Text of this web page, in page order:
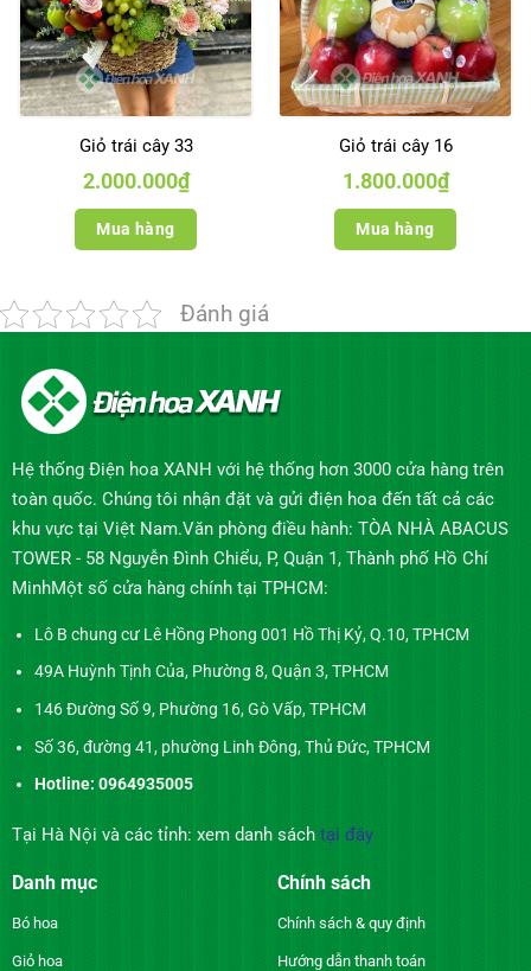
Giỏ trái cây 33
2.000.000₫
Mua hàng
Giỏ trái cây 16
1.800.000₫
Mua hàng
Đánh giá
Hệ thống Điện hoa XANH với hệ thống hơn 3000 cửa hàng trên
toàn quốc. Chúng tôi nhận đặt và gửi điện hoa đến tất cả các
khu vực tại Việt Nam.Văn phòng điều hành: TÒA NHÀ ABACUS
TOWER - 58 Nguyễn Đình Chiểu, P, Quận 1, Thành phố Hồ Chí
MinhMột số cửa hàng chính tại TPHCM:
Lô B chung cư Lê Hồng Phong 001 Hồ Thị Kỷ, Q.10, TPHCM
49A Huỳnh Tịnh Của, Phường 8, Quận 3, TPHCM
146 Đường Số 9, Phường 16, Gò Vấp, TPHCM
Số 36, đường 41, phường Linh Đông, Thủ Đức, TPHCM
Hotline: 0964935005
Tại Hà Nội và các tỉnh: xem danh sách tại đây
Danh mục
Bó hoa
Giỏ hoa
Chính sách
Chính sách & quy định
Hướng dẫn thanh toán